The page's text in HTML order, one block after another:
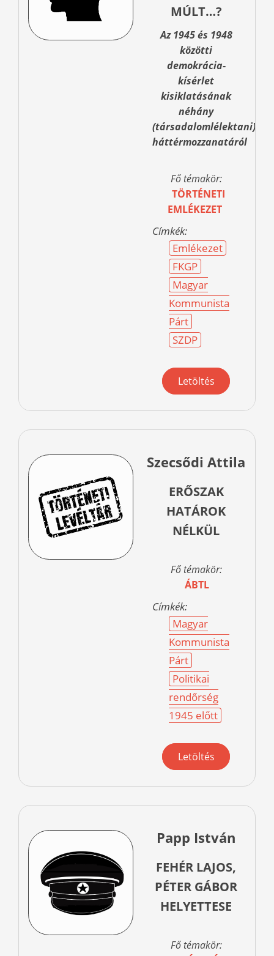
MÚLT…?
Az 1945 és 1948
közötti
demokrácia-
kísérlet
kisiklatásának
néhány
(társadalomlélektani)
háttérmozzanatáról
Fő témakör:
TÖRTÉNETI
EMLÉKEZET
Címkék:
Emlékezet
FKGP
Magyar
Kommunista
Párt
SZDP
Letöltés
Szecsődi Attila
ERŐSZAK
HATÁROK
NÉLKÜL
Fő témakör:
ÁBTL
Címkék:
Magyar
Kommunista
Párt
Politikai
rendőrség
1945 előtt
Letöltés
Papp István
FEHÉR LAJOS,
PÉTER GÁBOR
HELYETTESE
Fő témakör: